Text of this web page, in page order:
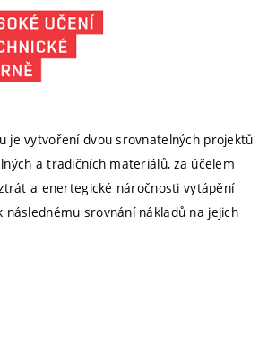
je vytvoření dvou srovnatelných projektů
a tradičních materiálů, za účelem
a enertegické náročnosti vytápění
následnému srovnání nákladů na jejich